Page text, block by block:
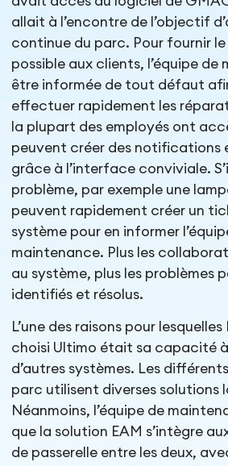
allait à l’encontre de l’objectif
continue du parc. Pour fournir le
possible aux clients, l’équipe
être informée de tout défaut
effectuer rapidement les
la plupart des employés ont
peuvent créer des notifications
grâce à l’interface conviviale.
problème, par exemple une
peuvent rapidement créer un
système pour en informer
maintenance. Plus les
au système, plus les problèmes
identifiés et résolus.
L’une des raisons pour
choisi Ultimo était sa capacité à
d’autres systèmes. Les
parc utilisent diverses solutions
Néanmoins, l’équipe de
que la solution EAM s’intègre
de passerelle entre les deux,